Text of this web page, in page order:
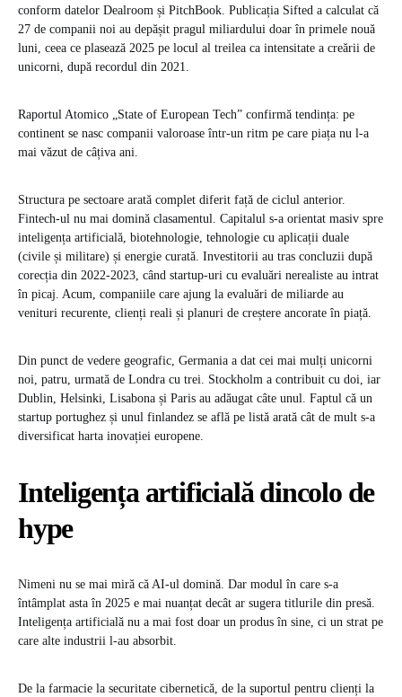
conform datelor Dealroom și PitchBook. Publicația Sifted a calculat că
27 de companii noi au depășit pragul miliardului doar în primele nouă
luni, ceea ce plasează 2025 pe locul al treilea ca intensitate a creării de
unicorni, după recordul din 2021.
Raportul Atomico „State of European Tech” confirmă tendința: pe
continent se nasc companii valoroase într-un ritm pe care piața nu l-a
mai văzut de câțiva ani.
Structura pe sectoare arată complet diferit față de ciclul anterior.
Fintech-ul nu mai domină clasamentul. Capitalul s-a orientat masiv spre
inteligența artificială, biotehnologie, tehnologie cu aplicații duale
(civile și militare) și energie curată. Investitorii au tras concluzii după
corecția din 2022-2023, când startup-uri cu evaluări nerealiste au intrat
în picaj. Acum, companiile care ajung la evaluări de miliarde au
venituri recurente, clienți reali și planuri de creștere ancorate în piață.
Din punct de vedere geografic, Germania a dat cei mai mulți unicorni
noi, patru, urmată de Londra cu trei. Stockholm a contribuit cu doi, iar
Dublin, Helsinki, Lisabona și Paris au adăugat câte unul. Faptul că un
startup portughez și unul finlandez se află pe listă arată cât de mult s-a
diversificat harta inovației europene.
Inteligența artificială dincolo de
hype
Nimeni nu se mai miră că AI-ul domină. Dar modul în care s-a
întâmplat asta în 2025 e mai nuanțat decât ar sugera titlurile din presă.
Inteligența artificială nu a mai fost doar un produs în sine, ci un strat pe
care alte industrii l-au absorbit.
De la farmacie la securitate cibernetică, de la suportul pentru clienți la